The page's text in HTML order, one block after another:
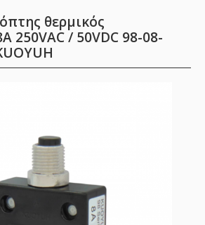
θερμικός
250VAC / 50VDC 98-08-